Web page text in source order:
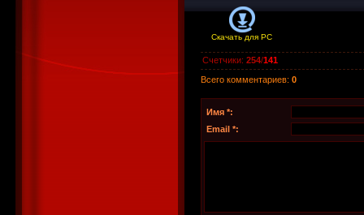
Скачать для PC
Счетчики: 254/141
Всего комментариев: 0
Имя *:
Email *: